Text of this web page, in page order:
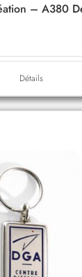
– A380
Détails